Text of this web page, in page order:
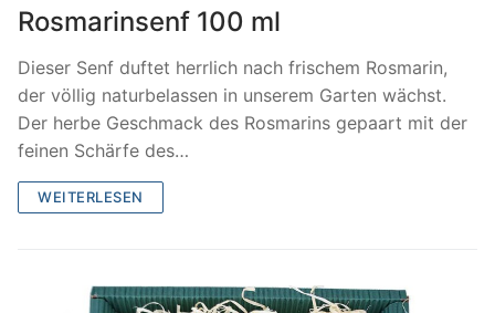
Rosmarinsenf 100 ml
Dieser Senf duftet herrlich nach frischem Rosmarin,
der völlig naturbelassen in unserem Garten wächst.
Der herbe Geschmack des Rosmarins gepaart mit der
feinen Schärfe des…
WEITERLESEN